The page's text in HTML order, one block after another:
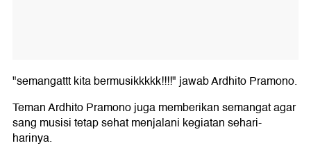
"semangattt kita bermusikkkkk!!!!" jawab Ardhito Pramono.
Teman Ardhito Pramono juga memberikan semangat agar
sang musisi tetap sehat menjalani kegiatan sehari-
harinya.